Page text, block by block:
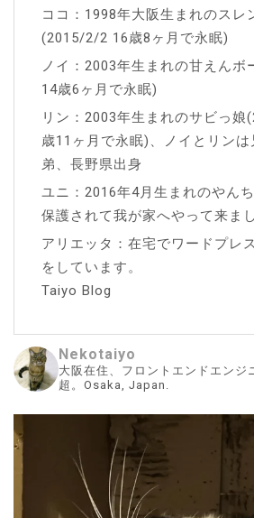
ココ：1998年大阪生まれのスレ
(2015/2/2 16歳8ヶ月で永眠)
ノイ：2003年生まれの甘えん
14歳6ヶ月で永眠)
リン：2003年生まれのサビっ
歳11ヶ月で永眠)、ノイとリン
弟、長野県出身
ユニ：2016年4月生まれのやん
保護されて我が家へやって来ま
アリエッタ：在宅でワードプレ
をしています。
Taiyo Blog
Nekotaiyo
大阪在住、フロントエンドエンジ
超。Osaka, Japan.